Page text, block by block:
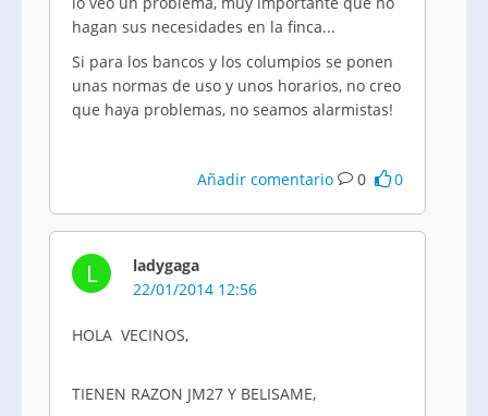
hagan sus necesidades en la finca...
Si para los bancos y los columpios se ponen
unas normas de uso y unos horarios, no creo
que haya problemas, no seamos alarmistas!
Añadir comentario 0 0
L
ladygaga
22/01/2014 12:56
HOLA VECINOS,
TIENEN RAZON JM27 Y BELISAME,